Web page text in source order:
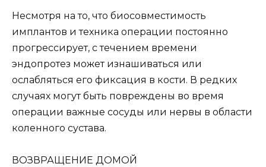
Несмотря на то, что биосовместимость
имплантов и техника операции постоянно
прогрессирует, с течением времени
эндопротез может изнашиваться или
ослабляться его фиксация в кости. В редких
случаях могут быть повреждены во время
операции важные сосуды или нервы в области
коленного сустава.
ВОЗВРАЩЕНИЕ ДОМОЙ